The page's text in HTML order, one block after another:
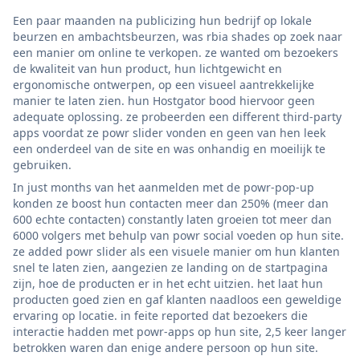
Een paar maanden na publicizing hun bedrijf op lokale
beurzen en ambachtsbeurzen, was rbia shades op zoek naar
een manier om online te verkopen. ze wanted om bezoekers
de kwaliteit van hun product, hun lichtgewicht en
ergonomische ontwerpen, op een visueel aantrekkelijke
manier te laten zien. hun Hostgator bood hiervoor geen
adequate oplossing. ze probeerden een different third-party
apps voordat ze powr slider vonden en geen van hen leek
een onderdeel van de site en was onhandig en moeilijk te
gebruiken.
In just months van het aanmelden met de powr-pop-up
konden ze boost hun contacten meer dan 250% (meer dan
600 echte contacten) constantly laten groeien tot meer dan
6000 volgers met behulp van powr social voeden op hun site.
ze added powr slider als een visuele manier om hun klanten
snel te laten zien, aangezien ze landing on de startpagina
zijn, hoe de producten er in het echt uitzien. het laat hun
producten goed zien en gaf klanten naadloos een geweldige
ervaring op locatie. in feite reported dat bezoekers die
interactie hadden met powr-apps op hun site, 2,5 keer langer
betrokken waren dan enige andere persoon op hun site.